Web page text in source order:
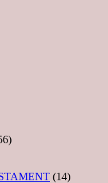
(14)